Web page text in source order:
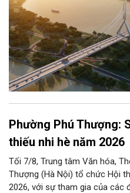
Phường Phú Thượng:
thiếu nhi hè năm 2026
Tối 7/8, Trung tâm Văn hóa,
Thượng (Hà Nội) tổ chức Hội
2026, với sự tham gia của các